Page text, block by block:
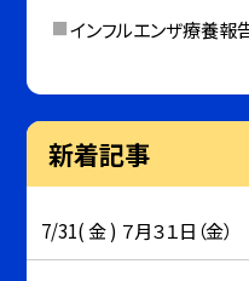
インフルエンザ療養報
新着記事
7/31( 金 ) ７月３１日（金